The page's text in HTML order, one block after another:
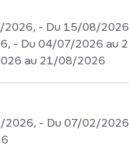
- Du 15/08/
- Du 04/07/2026 au
au 21/08/2026
- Du 07/02/